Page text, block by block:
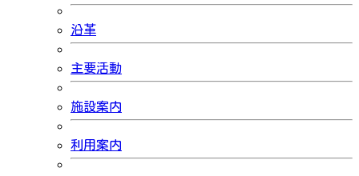
沿革
主要活動
施設案内
利用案内